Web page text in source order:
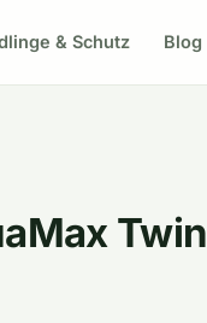
& Schutz Blog
Twin